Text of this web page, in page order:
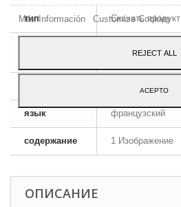
тип Скачать продукт
JPEG HD
A4 - 29,7 x 21 cm
язык французский
содержание 1 Изображение
ОПИСАНИЕ
Más Información Customize Cookies
REJECT ALL
ACEPTO